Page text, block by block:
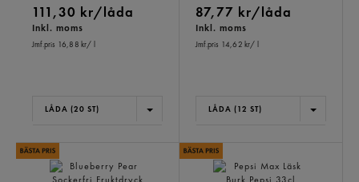
111,30 kr/låda
Inkl. moms
Jmf.pris 16,88 kr/ l
LÅDA (20 ST)
87,77 kr/låda
Inkl. moms
Jmf.pris 14,62 kr/ l
LÅDA (12 ST)